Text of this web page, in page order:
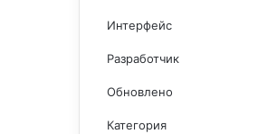
Интерфейс
Разработчик
Обновлено
Категория